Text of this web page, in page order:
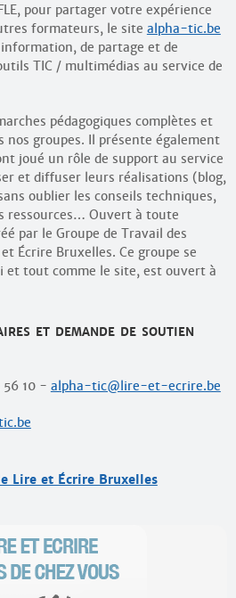
pour partager votre expérience
formateurs, le site alpha-tic.be
de partage et de
TIC / multimédias au service de
pédagogiques complètes et
nos groupes. Il présente également
joué un rôle de support au service
et diffuser leurs réalisations (blog,
oublier les conseils techniques,
ressources… Ouvert à toute
par le Groupe de Travail des
Écrire Bruxelles. Ce groupe se
et tout comme le site, est ouvert à
et demande de soutien
56 10 - alpha-tic@lire-et-ecrire.be
Lire et Écrire Bruxelles